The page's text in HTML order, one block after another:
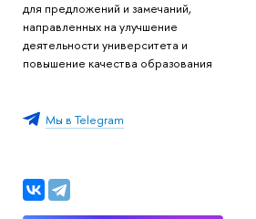
для предложений и замечаний,
направленных на улучшение
деятельности университета и
повышение качества образования
Мы в Telegram